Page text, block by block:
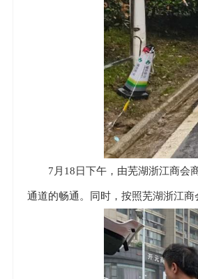
7月18日下午，由芜湖浙江商会商
通道的畅通。同时，按照芜湖浙江